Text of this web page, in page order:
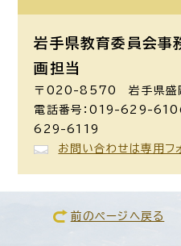
岩手県教育委員会事
画担当
〒020-8570 岩手県盛
電話番号：019-629-
629-6119
お問い合わせは専用フ
前のページへ戻る